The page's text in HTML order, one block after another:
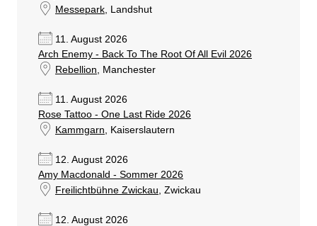
Messepark, Landshut
11. August 2026
Arch Enemy - Back To The Root Of All Evil 2026
Rebellion , Manchester
11. August 2026
Rose Tattoo - One Last Ride 2026
Kammgarn , Kaiserslautern
12. August 2026
Amy Macdonald - Sommer 2026
Freilichtbühne Zwickau , Zwickau
12. August 2026